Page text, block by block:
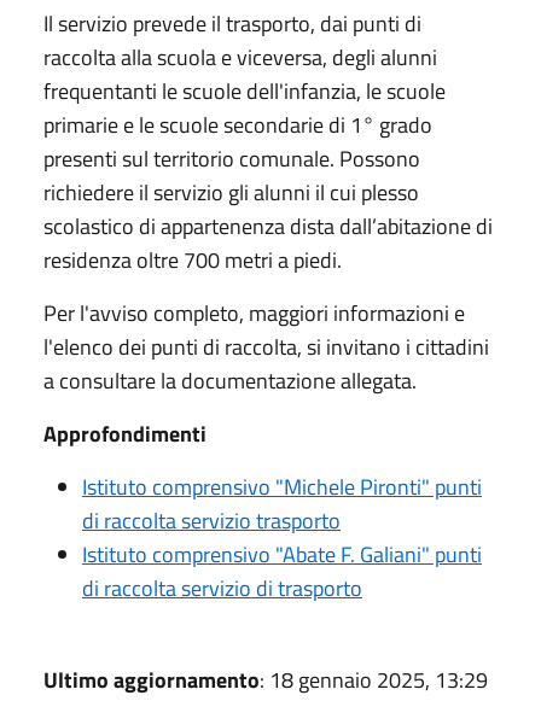
Il servizio prevede il trasporto, dai punti di
raccolta alla scuola e viceversa, degli alunni
frequentanti le scuole dell'infanzia, le scuole
primarie e le scuole secondarie di 1° grado
presenti sul territorio comunale. Possono
richiedere il servizio gli alunni il cui plesso
scolastico di appartenenza dista dall’abitazione di
residenza oltre 700 metri a piedi.
Per l'avviso completo, maggiori informazioni e
l'elenco dei punti di raccolta, si invitano i cittadini
a consultare la documentazione allegata.
Approfondimenti
Istituto comprensivo "Michele Pironti" punti
di raccolta servizio trasporto
Istituto comprensivo "Abate F. Galiani" punti
di raccolta servizio di trasporto
Ultimo aggiornamento: 18 gennaio 2025, 13:29